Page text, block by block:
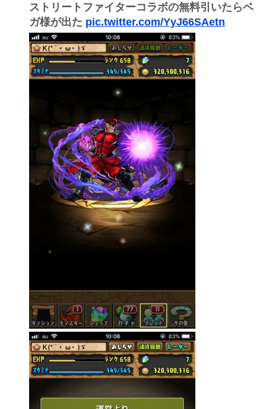
ストリートファイターコラボの無料引いたらベ
ガ様が出た pic.twitter.com/YyJ66SAetn